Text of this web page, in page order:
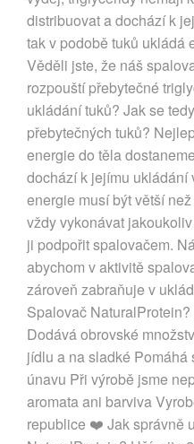
distribuovat a dochází k
tak v podobě tuků ukládá
Věděli jste, že náš
rozpouští přebytečné
ukládání tuků? Jak se
přebytečných tuků?
energie do těla
dochází k jejímu ukládání
energie musí být větší
vždy vykonávat
ji podpořit spalovačem.
abychom v aktivitě
zároveň zabraňuje v
Spalovač
Dodává obrovské
jídlu a na sladké
únavu Při výrobě jsme
aromata ani barviva
republice ❤️ Jak správně